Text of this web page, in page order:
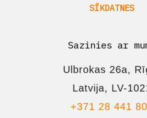
SĪKDATNES
Sazinies ar
Ulbrokas 26a,
Latvija, LV-
+371 28 441